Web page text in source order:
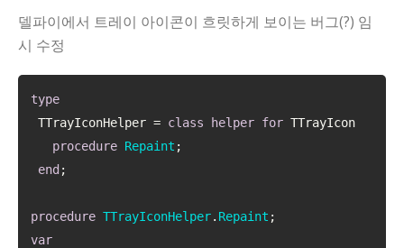
델파이에서 트레이 아이콘이 흐릿하게 보이는 버그(?) 임
시 수정
type
TTrayIconHelper = class helper for TTrayIcon
procedure Repaint ;
end ;
procedure TTrayIconHelper. Repaint ;
var